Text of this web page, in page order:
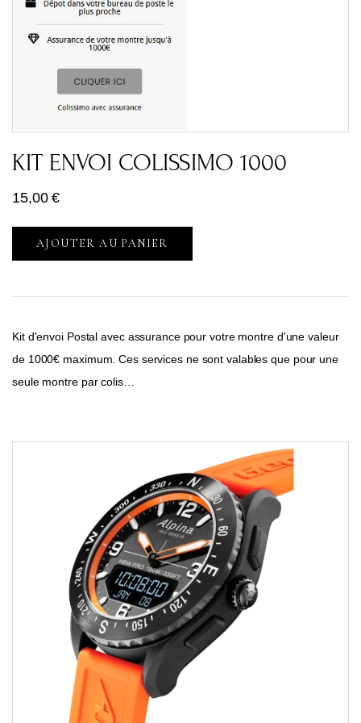
KIT ENVOI COLISSIMO 1000
15,00€
AJOUTER AU PANIER
Kit d'envoi Postal avec assurance pour votre montre d'une valeur
de 1000€ maximum. Ces services ne sont valables que pour une
seule montre par colis…